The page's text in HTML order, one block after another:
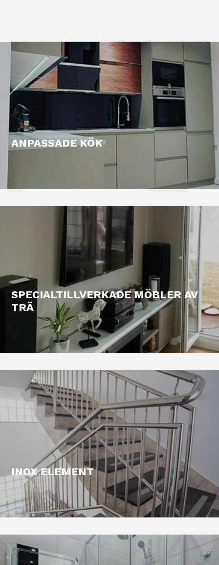
ANPASSADE KÖK
SPECIALTILLVERKADE MÖBLER AV
TRÄ
INOX ELEMENT